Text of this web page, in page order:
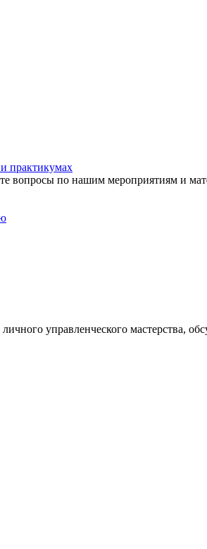
практикумах
вопросы по нашим мероприятиям и
управленческого мастерства,